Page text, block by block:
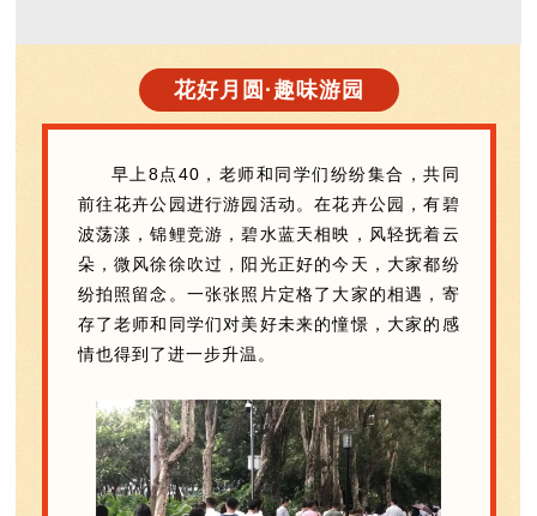
花好月圆·趣味游园
早上8点40，老师和同学们纷纷集合，共同
前往花卉公园进行游园活动。在花卉公园，有碧
波荡漾，锦鲤竞游，碧水蓝天相映，风轻抚着云
朵，微风徐徐吹过，阳光正好的今天，大家都纷
纷拍照留念。一张张照片定格了大家的相遇，寄
存了老师和同学们对美好未来的憧憬，大家的感
情也得到了进一步升温。